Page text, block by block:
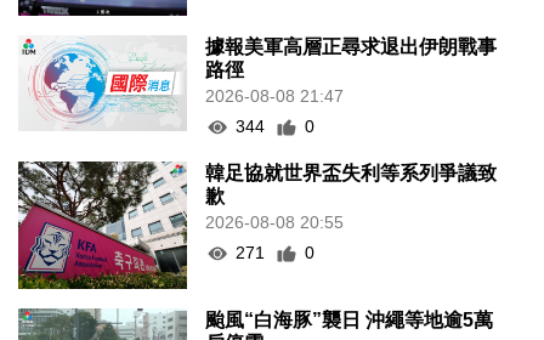
據報美軍高層正尋求退出伊朗戰事
路徑
2026-08-08 21:47
344
0
韓足協就世界盃失利等系列爭議致
歉
2026-08-08 20:55
271
0
颱風“白海豚”襲日 沖繩等地逾5萬